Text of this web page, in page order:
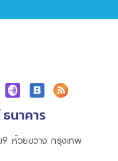
นาคาร
ห้วยขวาง กรุงเทพ